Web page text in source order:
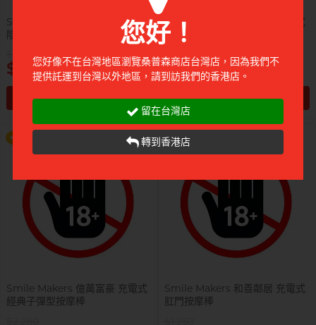
Smile Makers 救火英雄 充電式
陰蒂震動按摩棒
$2,480
$747
加入購物車
前往付款
Smile Makers 呢喃細語 充電式
口紅陰蒂按摩棒
$1,180
$392
加入購物車
前往付款
提醒你，凡購買任何商品即可以
$99 換購 Smile Makers 私密潤滑
液 0% Paraben 60ml 一支
Smile Makers 億萬富豪 充電式
經典子彈型按摩棒
提醒你，凡購買任何商品即可以
$99 換購 Smile Makers 私密潤滑
液 0% Paraben 60ml 一支
更多優惠
Smile Makers 和善鄰居 充電式
肛門按摩棒
您好！
您好像不在台灣地區瀏覽桑普森商店台灣店，因為我們不
提供託運到台灣以外地區，請到訪我們的香港店。
留在台灣店
轉到香港店